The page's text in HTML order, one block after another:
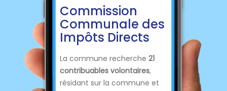
Commission
Communale des
Impôts Directs
La commune recherche 21
contribuables volontaires,
résidant sur la commune et